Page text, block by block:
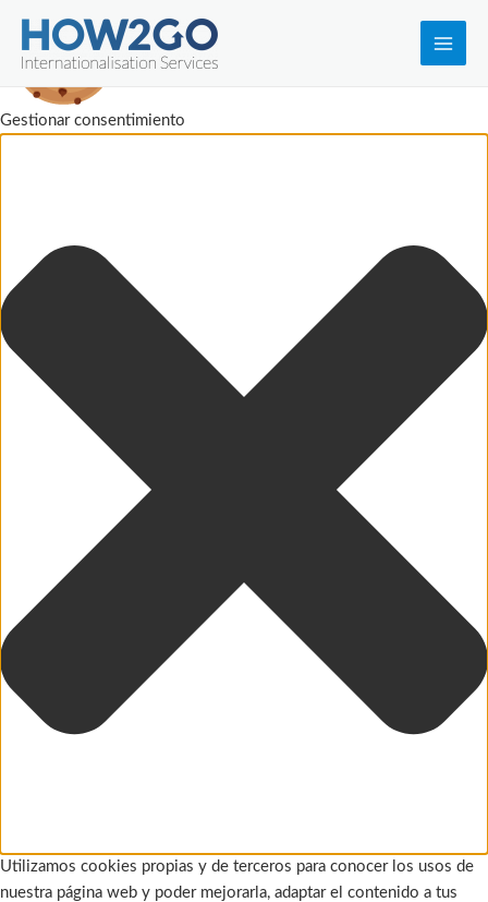
Gestionar consentimiento
Utilizamos cookies propias y de terceros para conocer los usos de
nuestra página web y poder mejorarla, adaptar el contenido a tus
Main